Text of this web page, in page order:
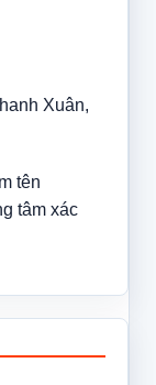
Xuân,
tên
tâm xác